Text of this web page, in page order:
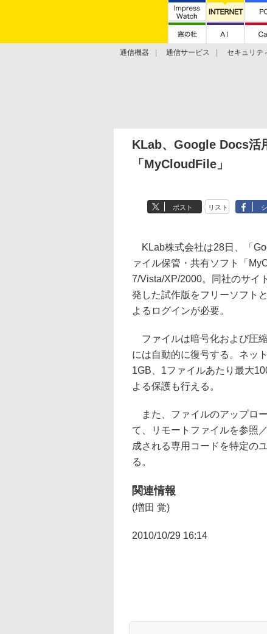
通信機器 通信サービス セキュリテ
KLab、Google Docs活
「MyCloudFile」
ポスト リスト
KLab株式会社は28日、「
ァイル保管・共有ソフト「
7/Vista/XP/2000。同社のサイ
発した試作版をフリーソフト
よるログインが必要。
ファイルは暗号化および圧
には自動的に復号する。ネッ
1GB、1ファイルあたり最大
よる保護も行える。
また、ファイルのアップロ
て、リモートファイルを参照
成される専用コードを特定の
る。
関連情報
(増田 覚)
2010/10/29 16:14